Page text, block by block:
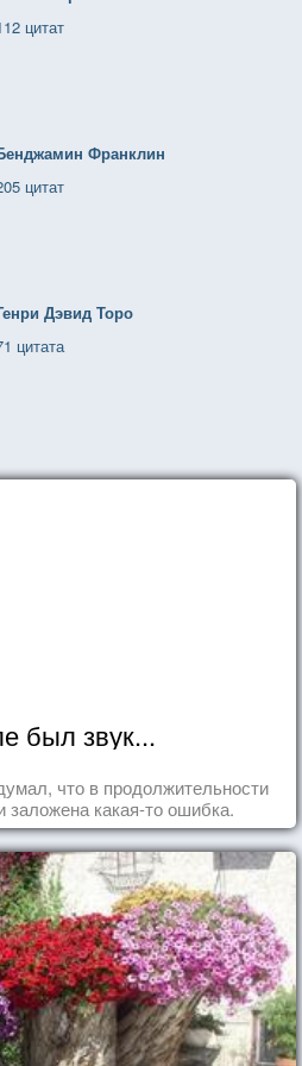
цитат
Франклин
цитат
Дэвид Торо
цитата
был звук...
что в продолжительности
заложена какая-то ошибка.